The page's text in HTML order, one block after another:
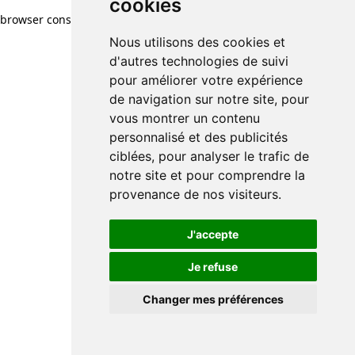
cookies
Nous utilisons des cookies et
d'autres technologies de suivi
pour améliorer votre expérience
de navigation sur notre site, pour
vous montrer un contenu
personnalisé et des publicités
ciblées, pour analyser le trafic de
notre site et pour comprendre la
provenance de nos visiteurs.
J'accepte
Je refuse
Changer mes préférences
browser console for more information)